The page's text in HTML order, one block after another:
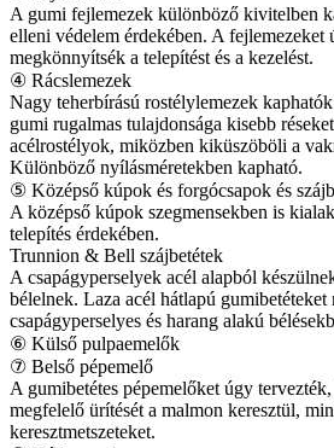
A gumi fejlemezek különböző kivitelben
elleni védelem érdekében. A fejlemezeket
megkönnyítsék a telepítést és a kezelést.
④ Rácslemezek
Nagy teherbírású rostélylemezek
gumi rugalmas tulajdonsága kisebb
acélrostélyok, miközben kiküszöböli a
Különböző nyílásméretekben kapható.
⑤ Középső kúpok és forgócsapok és
A középső kúpok szegmensekben is
telepítés érdekében.
Trunnion & Bell szájbetétek
A csapágyperselyek acél alapból
bélelnek. Laza acél hátlapú gumibetéteket
csapágyperselyes és harang alakú
⑥ Külső pulpaemelők
⑦ Belső pépemelő
A gumibetétes pépemelőket úgy
megfelelő ürítését a malmon keresztül,
keresztmetszeteket.